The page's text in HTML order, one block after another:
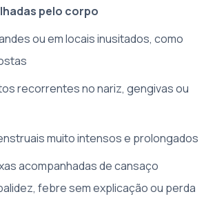
pelo corpo
ou em locais inusitados, como
recorrentes no nariz, gengivas ou
muito intensos e prolongados
acompanhadas de cansaço
febre sem explicação ou perda